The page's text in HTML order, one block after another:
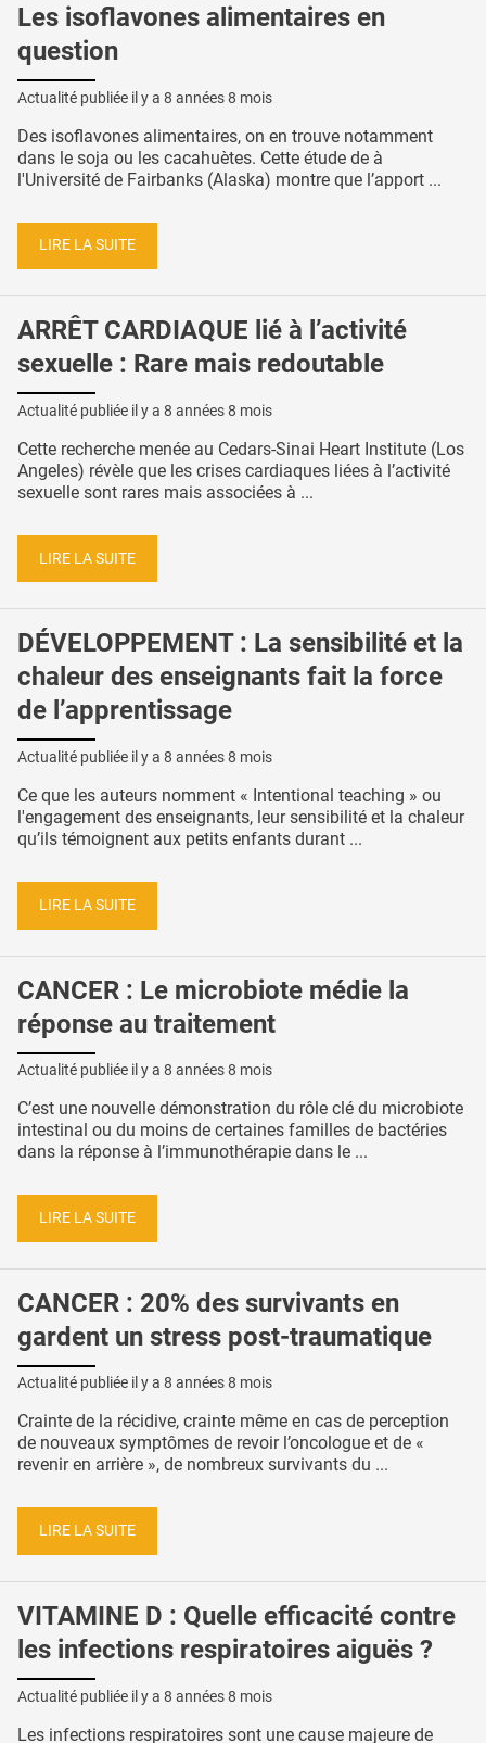
Les isoflavones alimentaires en
question
Actualité publiée il y a 8 années 8 mois
Des isoflavones alimentaires, on en trouve notamment
dans le soja ou les cacahuètes. Cette étude de à
l'Université de Fairbanks (Alaska) montre que l’apport ...
LIRE LA SUITE
ARRÊT CARDIAQUE lié à l’activité
sexuelle : Rare mais redoutable
Actualité publiée il y a 8 années 8 mois
Cette recherche menée au Cedars-Sinai Heart Institute (Los
Angeles) révèle que les crises cardiaques liées à l’activité
sexuelle sont rares mais associées à ...
LIRE LA SUITE
DÉVELOPPEMENT : La sensibilité et la
chaleur des enseignants fait la force
de l’apprentissage
Actualité publiée il y a 8 années 8 mois
Ce que les auteurs nomment « Intentional teaching » ou
l'engagement des enseignants, leur sensibilité et la chaleur
qu’ils témoignent aux petits enfants durant ...
LIRE LA SUITE
CANCER : Le microbiote médie la
réponse au traitement
Actualité publiée il y a 8 années 8 mois
C’est une nouvelle démonstration du rôle clé du microbiote
intestinal ou du moins de certaines familles de bactéries
dans la réponse à l’immunothérapie dans le ...
LIRE LA SUITE
CANCER : 20% des survivants en
gardent un stress post-traumatique
Actualité publiée il y a 8 années 8 mois
Crainte de la récidive, crainte même en cas de perception
de nouveaux symptômes de revoir l’oncologue et de «
revenir en arrière », de nombreux survivants du ...
LIRE LA SUITE
VITAMINE D : Quelle efficacité contre
les infections respiratoires aiguës ?
Actualité publiée il y a 8 années 8 mois
Les infections respiratoires sont une cause majeure de